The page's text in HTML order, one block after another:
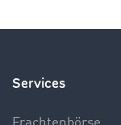
Services